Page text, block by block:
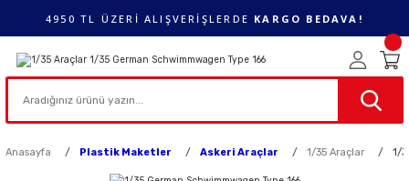
4950 TL ÜZERİ ALIŞVERİŞLERDE KARGO BEDAVA!
Anasayfa Plastik Maketler Askeri Araçlar 1/35 Araçlar 1/